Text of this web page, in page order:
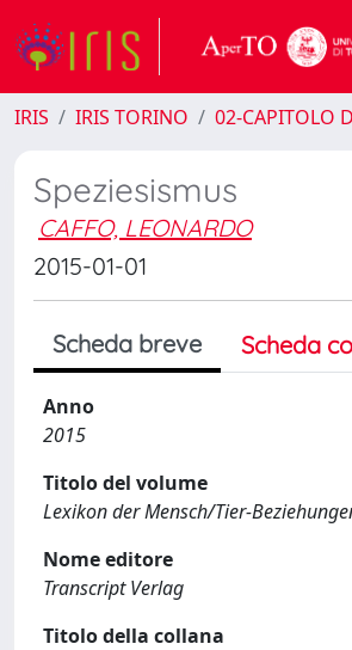
IRIS IRIS TORINO 02-CAPITOLO
Speziesismus
CAFFO, LEONARDO
2015-01-01
Scheda breve Scheda
Anno
2015
Titolo del volume
Lexikon der Mensch/Tier-
Nome editore
Transcript Verlag
Titolo della collana